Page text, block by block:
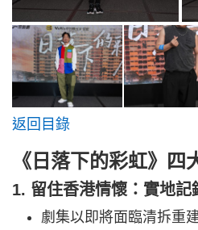
返回目錄
《日落下的彩虹》四
1. 留住香港情懷：實地記
劇集以即將面臨清拆